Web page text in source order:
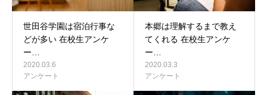
世田谷学園は宿泊行事な
どが多い 在校生アンケ
ー…
2020.03.6
アンケート
本郷は理解するまで教え
てくれる 在校生アンケ
ー…
2020.03.3
アンケート